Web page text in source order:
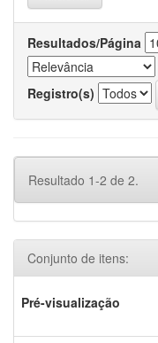
Resultados/Página
Registro(s)
Resultado 1-2 de 2.
Conjunto de itens:
Pré-visualização